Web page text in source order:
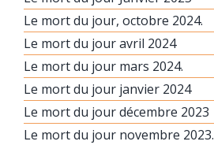
Le mort du jour, octobre 2024.
Le mort du jour avril 2024
Le mort du jour mars 2024.
Le mort du jour janvier 2024
Le mort du jour décembre 2023
Le mort du jour novembre 2023.